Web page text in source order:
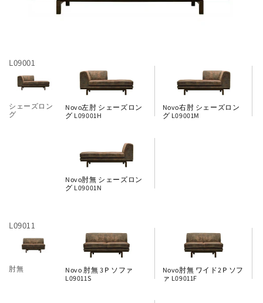
L09001
シェーズロン
グ
Novo左肘 シェーズロン
グ L09001H
Novo右肘 シェーズロン
グ L09001M
Novo肘無 シェーズロン
グ L09001N
L09011
肘無
Novo 肘無 3Ｐソファ
L09011S
Novo肘無 ワイド2Ｐソフ
ァ L09011F